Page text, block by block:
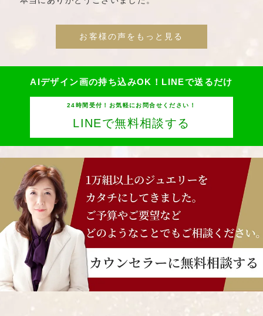
お客様の声をもっと見る
AIデザイン画の持ち込みOK！ LINEで送るだけ
24時間受付！お気軽にお問合せください！
LINEで無料相談する